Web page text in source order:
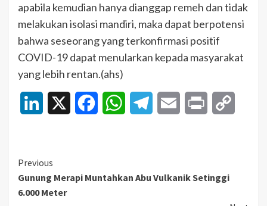
apabila kemudian hanya dianggap remeh dan tidak
melakukan isolasi mandiri, maka dapat berpotensi
bahwa seseorang yang terkonfirmasi positif
COVID-19 dapat menularkan kepada masyarakat
yang lebih rentan.(ahs)
LinkedIn FacebookWhatsAppTelegramEmail Print
Continue
Reading
Previous
Gunung Merapi Muntahkan Abu Vulkanik Setinggi
6.000 Meter